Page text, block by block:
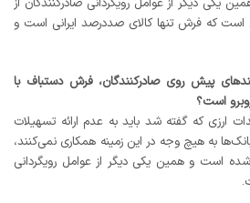
یکی دیگر از عوامل رویگردانی صادرکنندگان از
که فرش تنها کالای صددرصد ایرانی است و
پیش روی صادرکنندگان، فرش دستباف با
است؟
ارزی که گفته شد باید به عدم ارائه تسهیلات
به هیچ وجه در این زمینه همکاری نمی‌کنند،
قطع شده است و همین یکی دیگر از عوامل رویگردانی